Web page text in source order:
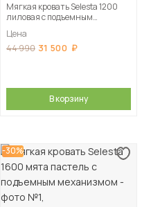
Мягкая кровать Selesta 1200
лиловая с подъемным
Цена
44 990 31 500
В корзину
-30%